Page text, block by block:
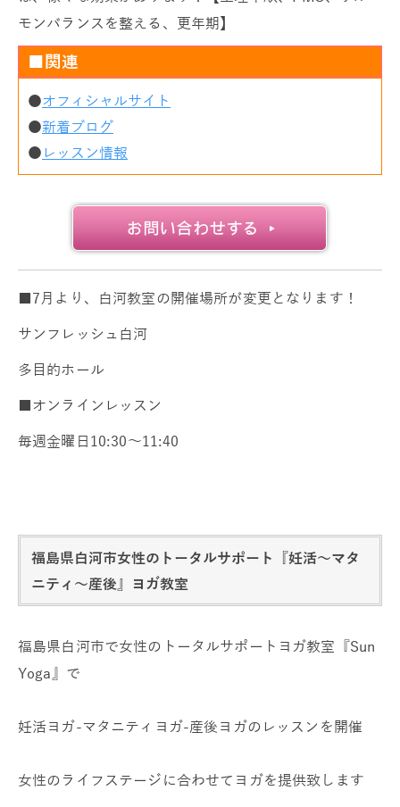
モンバランスを整える、更年期】
■関連
●オフィシャルサイト
●新着ブログ
●レッスン情報
■7月より、白河教室の開催場所が変更となります！
サンフレッシュ白河
多目的ホール
■オンラインレッスン
毎週金曜日10:30～11:40
福島県白河市女性のトータルサポート『妊活～マタ
ニティ～産後』ヨガ教室
福島県白河市で女性のトータルサポートヨガ教室『Sun
Yoga』で
妊活ヨガ-マタニティヨガ-産後ヨガのレッスンを開催
女性のライフステージに合わせてヨガを提供致します